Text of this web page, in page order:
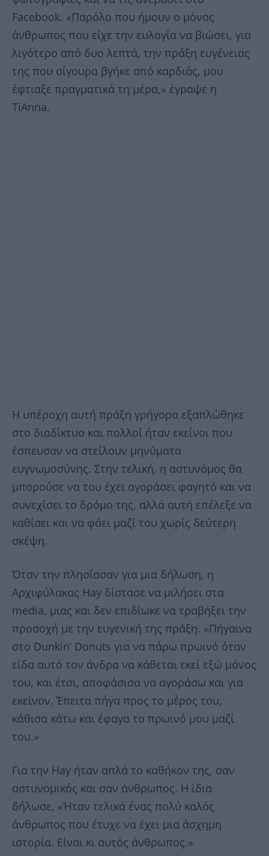
Facebook. «Παρόλο που ήμουν ο μόνος
άνθρωπος που είχε την ευλογία να βιώσει, για
λιγότερο από δυο λεπτά, την πράξη ευγένειας
της που σίγουρα βγήκε από καρδιάς, μου
έφτιαξε πραγματικά τη μέρα,» έγραψε η
TiAnna.
Η υπέροχη αυτή πράξη γρήγορα εξαπλώθηκε
στο διαδίκτυο και πολλοί ήταν εκείνοι που
έσπευσαν να στείλουν μηνύματα
ευγνωμοσύνης. Στην τελική, η αστυνόμος θα
μπορούσε να του έχει αγοράσει φαγητό και να
συνεχίσει το δρόμο της, αλλά αυτή επέλεξε να
καθίσει και να φάει μαζί του χωρίς δεύτερη
σκέψη.
Όταν την πλησίασαν για μια δήλωση, η
Αρχιφύλακας Hay δίστασε να μιλήσει στα
media, μιας και δεν επιδίωκε να τραβήξει την
προσοχή με την ευγενική της πράξη. «Πήγαινα
στο Dunkin’ Donuts για να πάρω πρωινό όταν
είδα αυτό τον άνδρα να κάθεται εκεί εξώ μόνος
του, και έτσι, αποφάσισα να αγοράσω και για
εκείνον. Έπειτα πήγα προς το μέρος του,
κάθισα κάτω και έφαγα το πρωινό μου μαζί
του.»
Για την Hay ήταν απλά το καθήκον της, σαν
αστυνομικός και σαν άνθρωπος. Η ίδια
δήλωσε, «Ήταν τελικά ένας πολύ καλός
άνθρωπος που έτυχε να έχει μια άσχημη
ιστορία. Είναι κι αυτός άνθρωπος.»